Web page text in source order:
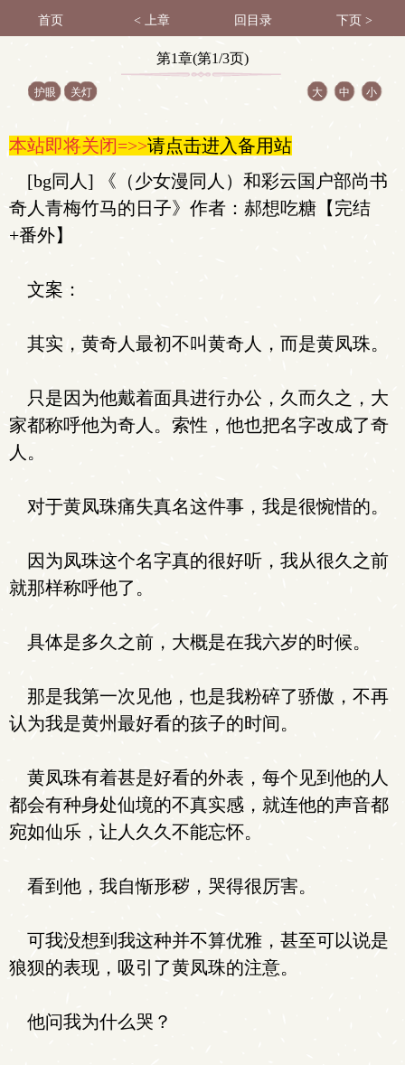
首页 < 上章 回目录 下页 >
第1章(第1/3页)
护眼 关灯 大 中 小
本站即将关闭=>>请点击进入备用站
[bg同人] 《（少女漫同人）和彩云国户部尚书
奇人青梅竹马的日子》作者：郝想吃糖【完结
+番外】
文案：
其实，黄奇人最初不叫黄奇人，而是黄凤珠。
只是因为他戴着面具进行办公，久而久之，大
家都称呼他为奇人。索性，他也把名字改成了奇
人。
对于黄凤珠痛失真名这件事，我是很惋惜的。
因为凤珠这个名字真的很好听，我从很久之前
就那样称呼他了。
具体是多久之前，大概是在我六岁的时候。
那是我第一次见他，也是我粉碎了骄傲，不再
认为我是黄州最好看的孩子的时间。
黄凤珠有着甚是好看的外表，每个见到他的人
都会有种身处仙境的不真实感，就连他的声音都
宛如仙乐，让人久久不能忘怀。
看到他，我自惭形秽，哭得很厉害。
可我没想到我这种并不算优雅，甚至可以说是
狼狈的表现，吸引了黄凤珠的注意。
他问我为什么哭？